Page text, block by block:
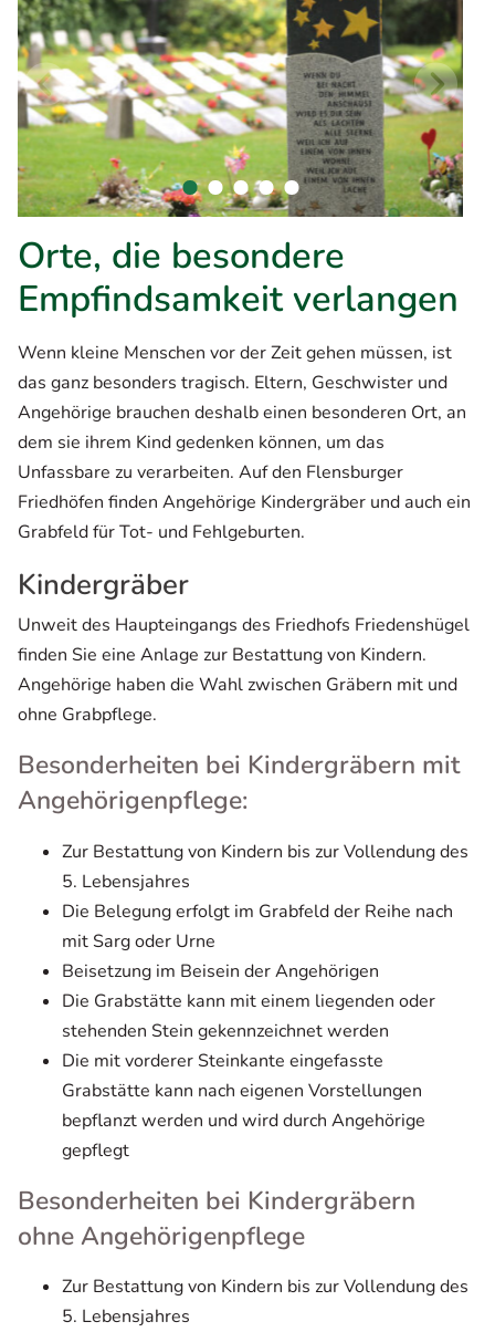
Orte, die besondere
Empfindsamkeit verlangen
Wenn kleine Menschen vor der Zeit gehen müssen, ist
das ganz besonders tragisch. Eltern, Geschwister und
Angehörige brauchen deshalb einen besonderen Ort, an
dem sie ihrem Kind gedenken können, um das
Unfassbare zu verarbeiten. Auf den Flensburger
Friedhöfen finden Angehörige Kindergräber und auch ein
Grabfeld für Tot- und Fehlgeburten.
Kindergräber
Unweit des Haupteingangs des Friedhofs Friedenshügel
finden Sie eine Anlage zur Bestattung von Kindern.
Angehörige haben die Wahl zwischen Gräbern mit und
ohne Grabpflege.
Besonderheiten bei Kindergräbern mit
Angehörigenpflege:
Zur Bestattung von Kindern bis zur Vollendung des
5. Lebensjahres
Die Belegung erfolgt im Grabfeld der Reihe nach
mit Sarg oder Urne
Beisetzung im Beisein der Angehörigen
Die Grabstätte kann mit einem liegenden oder
stehenden Stein gekennzeichnet werden
Die mit vorderer Steinkante eingefasste
Grabstätte kann nach eigenen Vorstellungen
bepflanzt werden und wird durch Angehörige
gepflegt
Besonderheiten bei Kindergräbern
ohne Angehörigenpflege
Zur Bestattung von Kindern bis zur Vollendung des
5. Lebensjahres